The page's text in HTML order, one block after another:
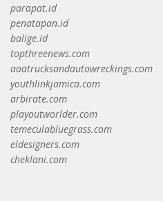
parapat.id
penatapan.id
balige.id
topthreenews.com
aaatrucksandautowreckings.com
youthlinkjamica.com
arbirate.com
playoutworlder.com
temeculabluegrass.com
eldesigners.com
cheklani.com